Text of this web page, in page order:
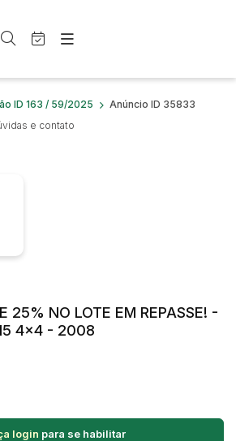
Entrar
ID 163 / 59/2025
Anúncio ID 35833
e contato
25% NO LOTE EM REPASSE! -
4x4 - 2008
login para se habilitar